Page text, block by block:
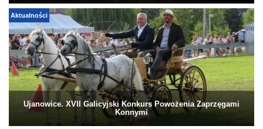
Aktualności
Ujanowice. XVII Galicyjski Konkurs Powożenia Zaprzęgami
Konnymi